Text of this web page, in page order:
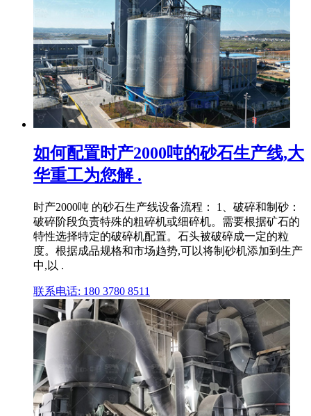
如何配置时产2000吨的砂石生产线,大
华重工为您解 .
时产2000吨 的砂石生产线设备流程： 1、破碎和制砂：
破碎阶段负责特殊的粗碎机或细碎机。需要根据矿石的
特性选择特定的破碎机配置。石头被破碎成一定的粒
度。根据成品规格和市场趋势,可以将制砂机添加到生产
中,以 .
联系电话: 180 3780 8511